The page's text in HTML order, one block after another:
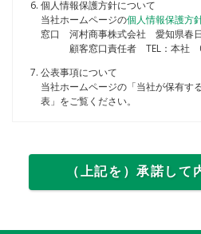
個人情報保護方針について
当社ホームページの個人情報保護方
窓口
河村商事株式会社 愛知県春
顧客窓口責任者 TEL：本社
公表事項について
当社ホームページの「当社が保有す
表」をご覧ください。